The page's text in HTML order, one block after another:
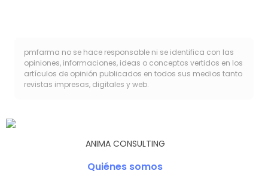
pmfarma no se hace responsable ni se identifica con las
opiniones, informaciones, ideas o conceptos vertidos en los
artículos de opinión publicados en todos sus medios tanto
revistas impresas, digitales y web.
ANIMA CONSULTING
Quiénes somos